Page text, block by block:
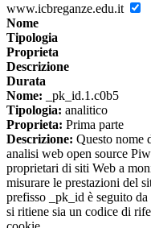
www.icbreganze.edu.it
Nome
Tipologia
Proprieta
Descrizione
Durata
Nome: _pk_id.1.c0b5
Tipologia: analitico
Proprieta: Prima parte
Descrizione: Questo nome
analisi web open source
proprietari di siti Web a
misurare le prestazioni del
prefisso _pk_id è seguito
si ritiene sia un codice di